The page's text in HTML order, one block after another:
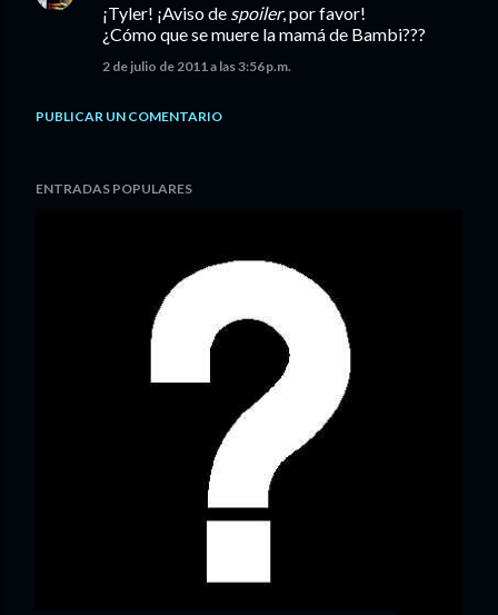
¡Tyler! ¡Aviso de spoiler, por favor!
¿Cómo que se muere la mamá de Bambi???
2 de julio de 2011 a las 3:56 p.m.
PUBLICAR UN COMENTARIO
ENTRADAS POPULARES